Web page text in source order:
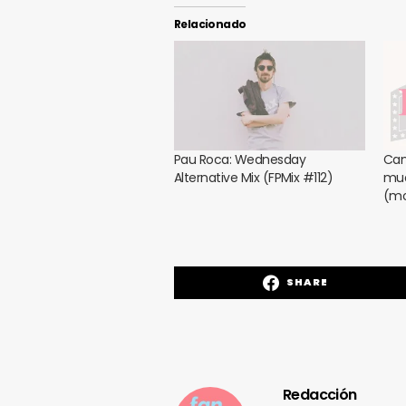
Relacionado
Pau Roca: Wednesday
Alternative Mix (FPMix #112)
SHARE
Redacción